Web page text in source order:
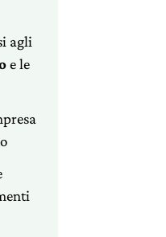
agli
e le